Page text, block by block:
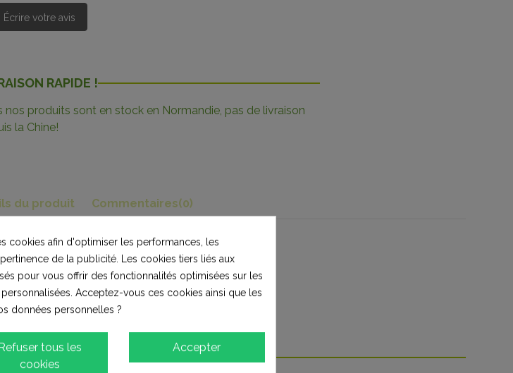
Écrire votre avis
RAPIDE !
nos produits sont en stock en Normandie, pas de livraison
la Chine!
du produit Commentaires(0)
ce produit ont également acheté :
cookies afin d'optimiser les performances, les
de la publicité. Les cookies tiers liés aux
pour vous offrir des fonctionnalités optimisées sur les
Acceptez-vous ces cookies ainsi que les
données personnelles ?
Accepter
tous les
cookies